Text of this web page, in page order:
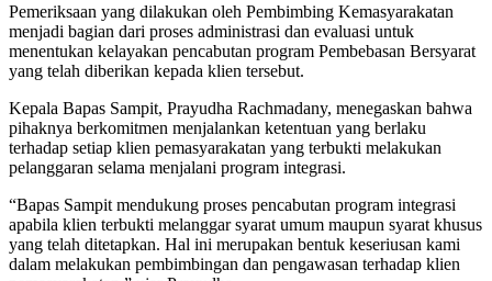
Pemeriksaan yang dilakukan oleh Pembimbing Kemasyarakatan
menjadi bagian dari proses administrasi dan evaluasi untuk
menentukan kelayakan pencabutan program Pembebasan Bersyarat
yang telah diberikan kepada klien tersebut.
Kepala Bapas Sampit, Prayudha Rachmadany, menegaskan bahwa
pihaknya berkomitmen menjalankan ketentuan yang berlaku
terhadap setiap klien pemasyarakatan yang terbukti melakukan
pelanggaran selama menjalani program integrasi.
“Bapas Sampit mendukung proses pencabutan program integrasi
apabila klien terbukti melanggar syarat umum maupun syarat khusus
yang telah ditetapkan. Hal ini merupakan bentuk keseriusan kami
dalam melakukan pembimbingan dan pengawasan terhadap klien